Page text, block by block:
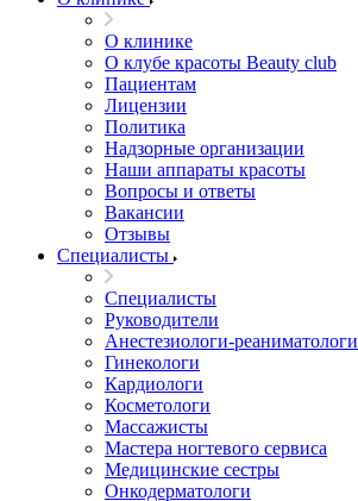
О клинике
О клубе красоты Beauty club
Пациентам
Лицензии
Политика
Надзорные организации
Наши аппараты красоты
Вопросы и ответы
Вакансии
Отзывы
Специалисты
Специалисты
Руководители
Анестезиологи-реаниматологи
Гинекологи
Кардиологи
Косметологи
Массажисты
Мастера ногтевого сервиса
Медицинские сестры
Онкодерматологи